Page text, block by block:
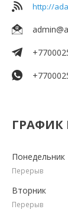
http://
ГРАФИК
Понедельник
Вторник